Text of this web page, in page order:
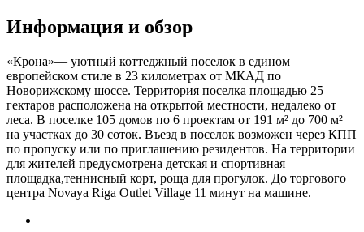
Информация и обзор
«Крона»— уютный коттеджный поселок в едином
европейском стиле в 23 километрах от МКАД по
Новорижскому шоссе. Территория поселка площадью 25
гектаров расположена на открытой местности, недалеко от
леса. В поселке 105 домов по 6 проектам от 191 м² до 700 м²
на участках до 30 соток. Въезд в поселок возможен через КПП
по пропуску или по приглашению резидентов. На территории
для жителей предусмотрена детская и спортивная
площадка,теннисный корт, роща для прогулок. До торгового
центра Novaya Riga Outlet Village 11 минут на машине.